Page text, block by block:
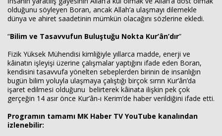
olduğunu söyleyen Boran, ancak Allah’a ulaşmayı dilemekle
dünya ve ahiret saadetinin mümkün olacağını sözlerine ekledi.
“Bilim ve Tasavvufun Buluştuğu Nokta Kur’ân’dır”
Fizik Yüksek Mühendisi kimliğiyle yıllarca madde, enerji ve
kâinatın işleyişi üzerine çalışmalar yaptığını ifade eden Boran,
kendisini tasavvufa yönelten sebeplerden birinin de insanlığın
bugün bilim yoluyla ulaşmaya çalıştığı birçok sırrın Kur’ân’da
işaret edilmesi olduğunu belirterek kâinata ilişkin pek çok
gerçeğin 14 asır önce Kur’ân-ı Kerim’de haber verildiğini ifade etti.
Programın tamamı MK Haber TV YouTube kanalından
izlenebilir: